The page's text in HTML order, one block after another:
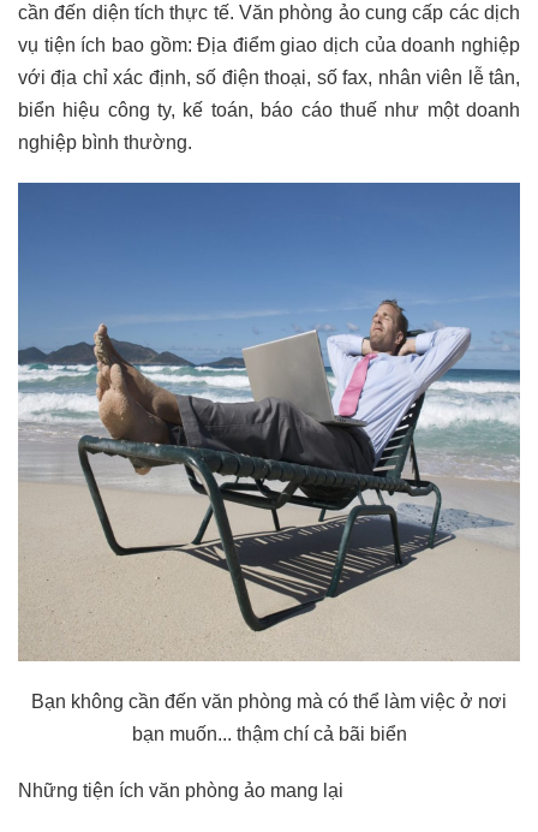
cần đến diện tích thực tế. Văn phòng ảo cung cấp các dịch
vụ tiện ích bao gồm: Địa điểm giao dịch của doanh nghiệp
với địa chỉ xác định, số điện thoại, số fax, nhân viên lễ tân,
biển hiệu công ty, kế toán, báo cáo thuế như một doanh
nghiệp bình thường.
Bạn không cần đến văn phòng mà có thể làm việc ở nơi
bạn muốn... thậm chí cả bãi biển
Những tiện ích văn phòng ảo mang lại